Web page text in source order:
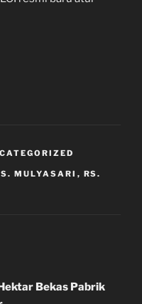
MULYASARI , RS.
Bekas Pabrik